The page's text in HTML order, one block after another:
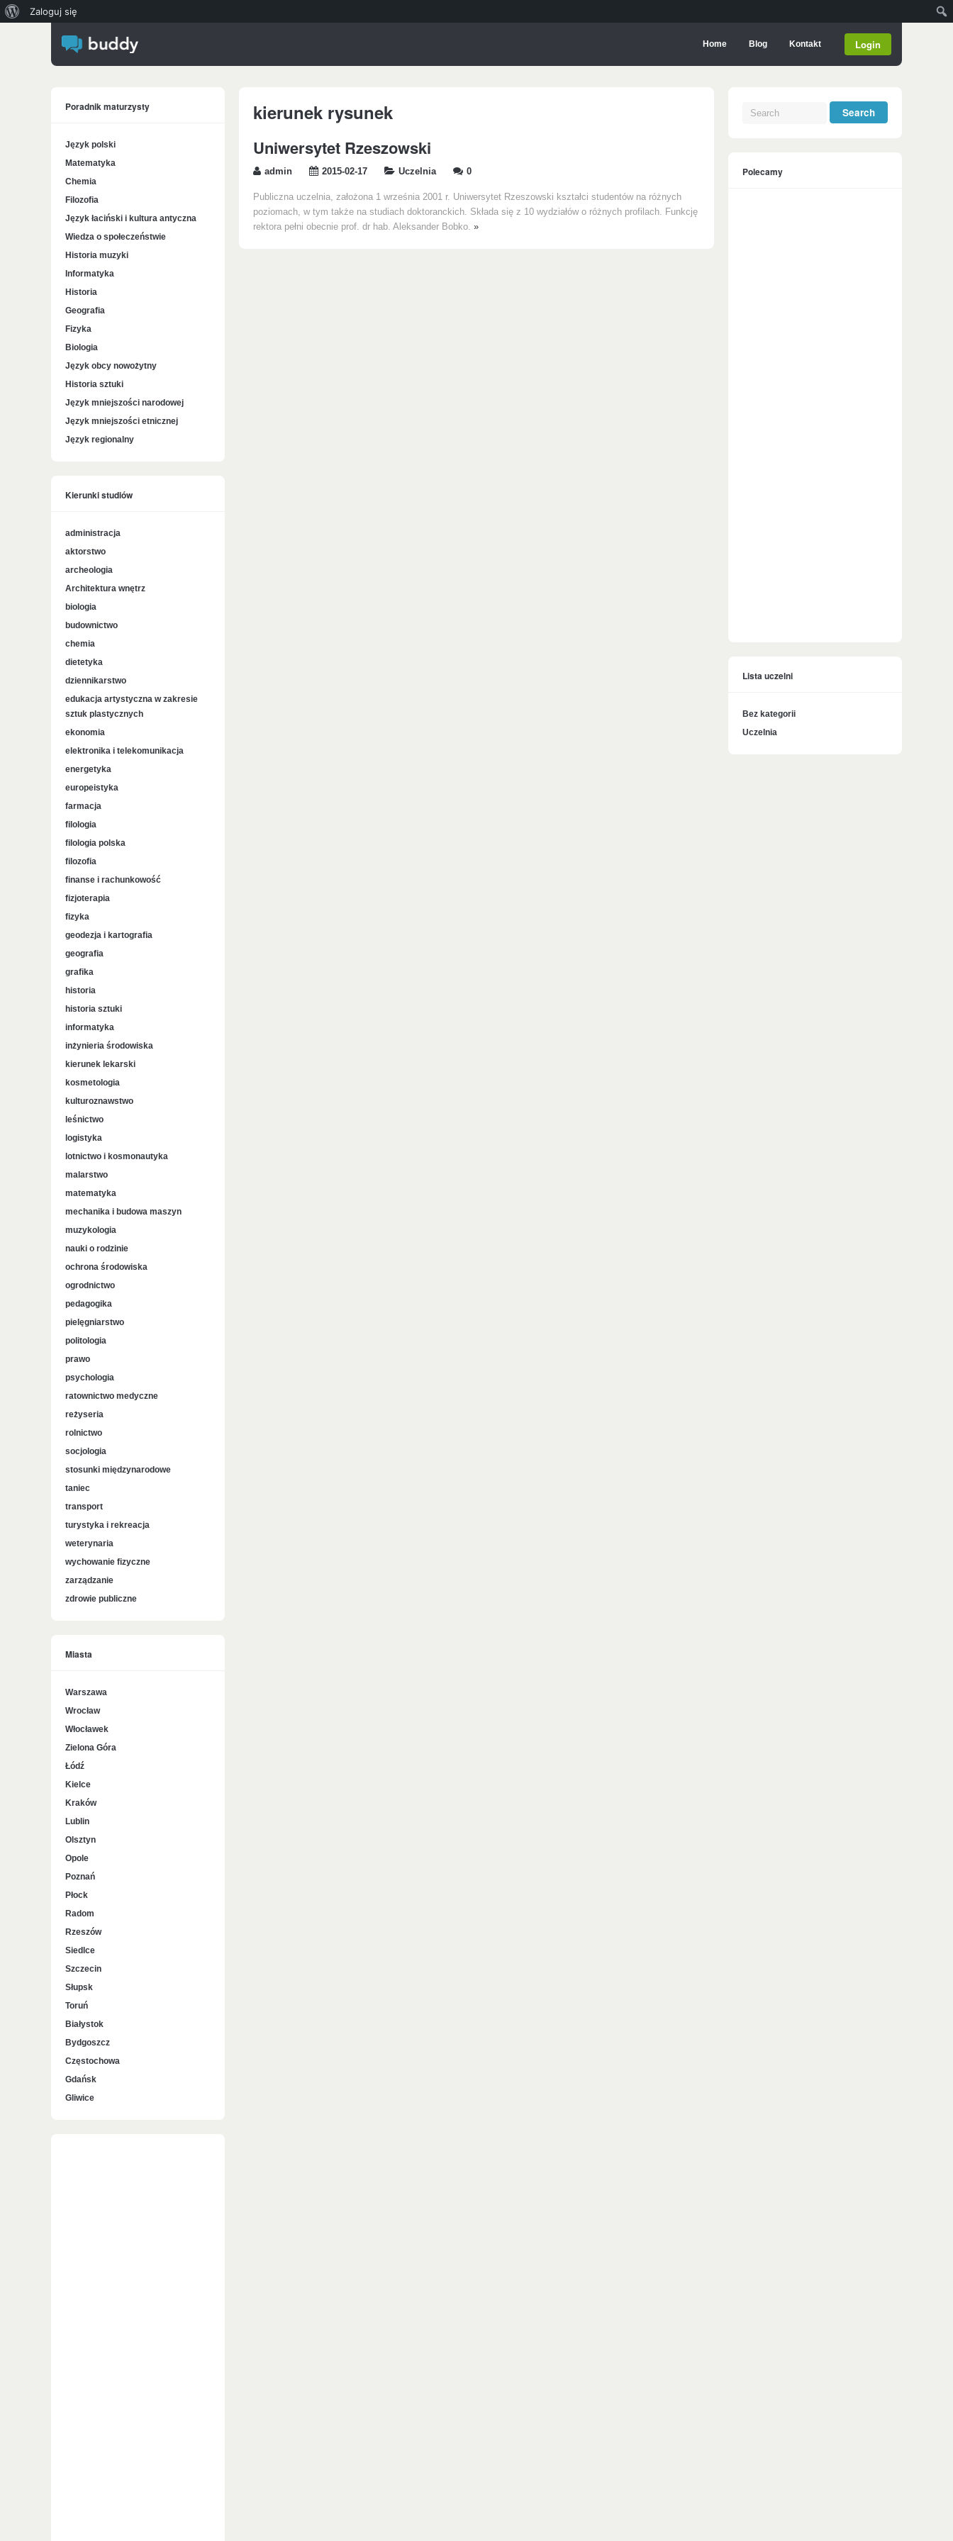
Home Blog Kontakt Login
kierunek rysunek
Uniwersytet Rzeszowski
admin 2015-02-17 Uczelnia 0
Publiczna uczelnia, założona 1 września 2001 r. Uniwersytet Rzeszowski kształci studentów na różnych
poziomach, w tym także na studiach doktoranckich. Składa się z 10 wydziałów o różnych profilach. Funkcję
rektora pełni obecnie prof. dr hab. Aleksander Bobko. »
Poradnik maturzysty
Język polski
Matematyka
Chemia
Filozofia
Język łaciński i kultura antyczna
Wiedza o społeczeństwie
Historia muzyki
Informatyka
Historia
Geografia
Fizyka
Biologia
Język obcy nowożytny
Historia sztuki
Język mniejszości narodowej
Język mniejszości etnicznej
Język regionalny
Kierunki studiów
administracja
aktorstwo
archeologia
Architektura wnętrz
biologia
budownictwo
chemia
dietetyka
dziennikarstwo
edukacja artystyczna w zakresie
sztuk plastycznych
ekonomia
elektronika i telekomunikacja
energetyka
europeistyka
farmacja
filologia
filologia polska
filozofia
finanse i rachunkowość
fizjoterapia
fizyka
geodezja i kartografia
geografia
grafika
historia
historia sztuki
informatyka
inżynieria środowiska
kierunek lekarski
kosmetologia
kulturoznawstwo
leśnictwo
logistyka
lotnictwo i kosmonautyka
malarstwo
matematyka
mechanika i budowa maszyn
muzykologia
nauki o rodzinie
ochrona środowiska
ogrodnictwo
pedagogika
pielęgniarstwo
politologia
prawo
psychologia
ratownictwo medyczne
reżyseria
rolnictwo
socjologia
stosunki międzynarodowe
taniec
transport
turystyka i rekreacja
weterynaria
wychowanie fizyczne
zarządzanie
zdrowie publiczne
Miasta
Warszawa
Wrocław
Włocławek
Zielona Góra
Łódź
Kielce
Kraków
Lublin
Olsztyn
Opole
Poznań
Płock
Radom
Rzeszów
Siedlce
Szczecin
Słupsk
Toruń
Białystok
Bydgoszcz
Częstochowa
Gdańsk
Gliwice
Polecamy
Lista uczelni
Bez kategorii
Uczelnia
WordPressie
Zaloguj się